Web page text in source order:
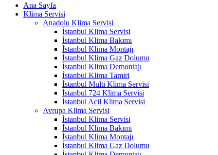
Ana Sayfa
Klima Servisi
Anadolu Klima Servisi
İstanbul Klima Servisi
İstanbul Klima Bakımı
İstanbul Klima Montajı
İstanbul Klima Gaz Dolumu
İstanbul Klima Demontajı
İstanbul Klima Tamiri
İstanbul Multi Klima Servisi
İstanbul 724 Klima Servisi
İstanbul Acil Klima Servisi
Avrupa Klima Servisi
İstanbul Klima Servisi
İstanbul Klima Bakımı
İstanbul Klima Montajı
İstanbul Klima Gaz Dolumu